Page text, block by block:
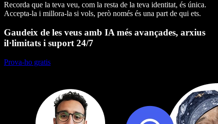
Recorda que la teva veu, com la resta de la teva identitat, és única.
Accepta-la i millora-la si vols, però només és una part de qui ets.
Gaudeix de les veus amb IA més avançades, arxius
il·limitats i suport 24/7
Prova-ho gratis